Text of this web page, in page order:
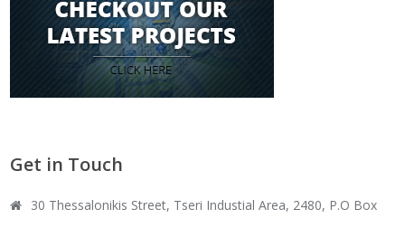
Get in Touch
30 Thessalonikis Street, Tseri Industial Area, 2480, P.O Box